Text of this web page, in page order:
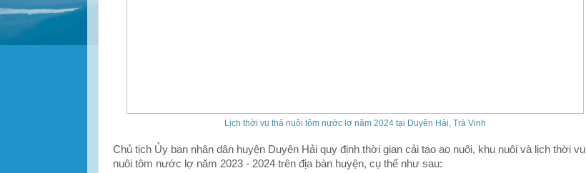
Lịch thời vụ thả nuôi tôm nước lợ năm 2024 tại Duyên Hải, Trà Vinh
Chủ tịch Ủy ban nhân dân huyện Duyên Hải quy định thời gian cải tạo ao nuôi, khu nuôi và lịch thời vụ
nuôi tôm nước lợ năm 2023 - 2024 trên địa bàn huyện, cụ thể như sau: